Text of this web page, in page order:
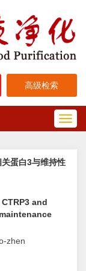
高级检索
蛋白3与维持性
and
zhen